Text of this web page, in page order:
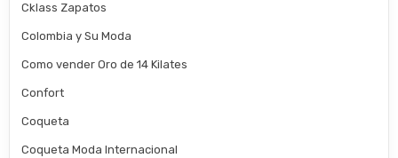
Cklass Zapatos
Colombia y Su Moda
Como vender Oro de 14 Kilates
Confort
Coqueta
Coqueta Moda Internacional